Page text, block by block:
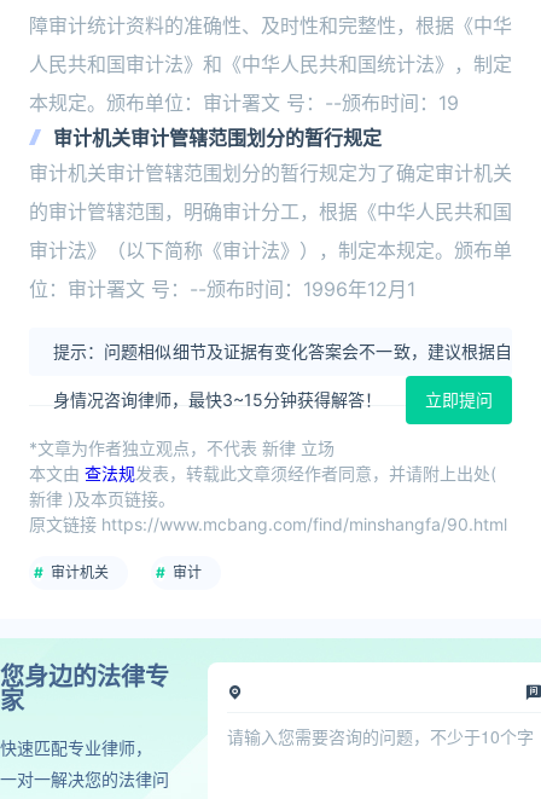
障审计统计资料的准确性、及时性和完整性，根据《中华
人民共和国审计法》和《中华人民共和国统计法》，制定
本规定。颁布单位：审计署文 号：--颁布时间：19
审计机关审计管辖范围划分的暂行规定
审计机关审计管辖范围划分的暂行规定为了确定审计机关
的审计管辖范围，明确审计分工，根据《中华人民共和国
审计法》（以下简称《审计法》），制定本规定。颁布单
位：审计署文 号：--颁布时间：1996年12月1
提示：问题相似细节及证据有变化答案会不一致，建议根据自
身情况咨询律师，最快3~15分钟获得解答！ 立即提问
*文章为作者独立观点，不代表 新律 立场
本文由 查法规发表，转载此文章须经作者同意，并请附上出处(
新律 )及本页链接。
原文链接 https://www.mcbang.com/find/minshangfa/90.html
审计机关 审计
您身边的法律专
家
快速匹配专业律师，
一对一解决您的法律问